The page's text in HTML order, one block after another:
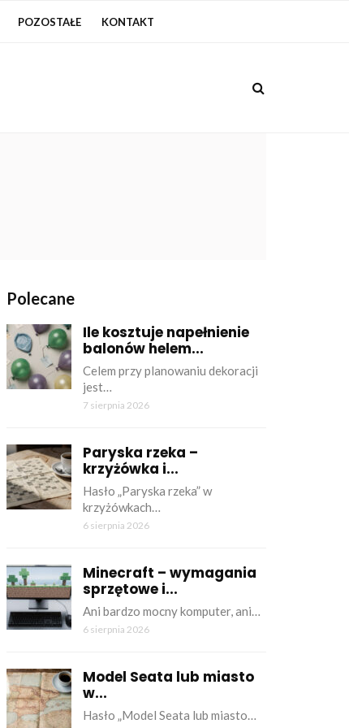
POZOSTAŁE KONTAKT
Polecane
Ile kosztuje napełnienie
balonów helem...
Celem przy planowaniu dekoracji
jest…
7 sierpnia 2026
Paryska rzeka –
krzyżówka i...
Hasło „Paryska rzeka” w
krzyżówkach…
6 sierpnia 2026
Minecraft – wymagania
sprzętowe i...
Ani bardzo mocny komputer, ani…
6 sierpnia 2026
Model Seata lub miasto
w...
Hasło „Model Seata lub miasto…